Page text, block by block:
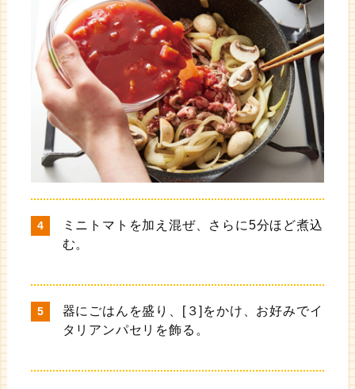
ミニトマトを加え混ぜ、さらに5分ほど煮込
む。
器にごはんを盛り、[３]をかけ、お好みでイ
タリアンパセリを飾る。